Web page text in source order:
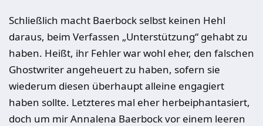
Schließlich macht Baerbock selbst keinen Hehl
daraus, beim Verfassen „Unterstützung“ gehabt zu
haben. Heißt, ihr Fehler war wohl eher, den falschen
Ghostwriter angeheuert zu haben, sofern sie
wiederum diesen überhaupt alleine engagiert
haben sollte. Letzteres mal eher herbeiphantasiert,
doch um mir Annalena Baerbock vor einem leeren